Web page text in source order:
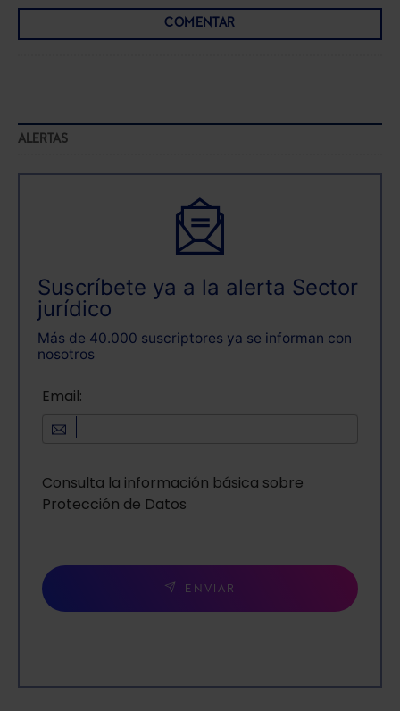
COMENTAR
ALERTAS
Suscríbete ya a la alerta Sector
jurídico
Más de 40.000 suscriptores ya se informan con
nosotros
Email:
Consulta la información básica sobre
Protección de Datos
ENVIAR